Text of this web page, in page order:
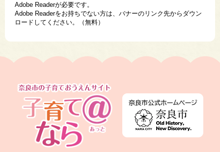
Adobe Readerが必要です。
Adobe Readerをお持ちでない方は、バナーのリンク先からダウン
ロードしてください。（無料）